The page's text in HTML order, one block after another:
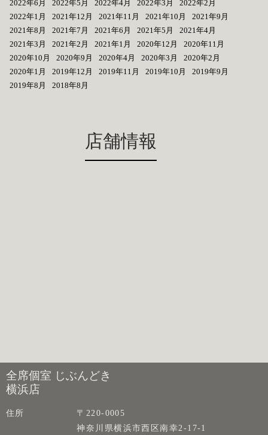
2022年6月 2022年5月 2022年4月 2022年3月
2022年2月
2022年1月
2021年12月 2021年11月 2021年10月
2021年9月
2021年8月
2021年7月 2021年6月 2021年5月
2021年4月
2021年3月
2021年2月 2021年1月 2020年12月
2020年11月
2020年10月
2020年9月 2020年4月 2020年3月
2020年2月
2020年1月
2019年12月 2019年11月 2019年10月
2019年9月
2019年8月
2018年8月
店舗情報
全席個室 じぶんどき
横浜店
住所
〒220-0005
神奈川県横浜市西区南幸2-17-1